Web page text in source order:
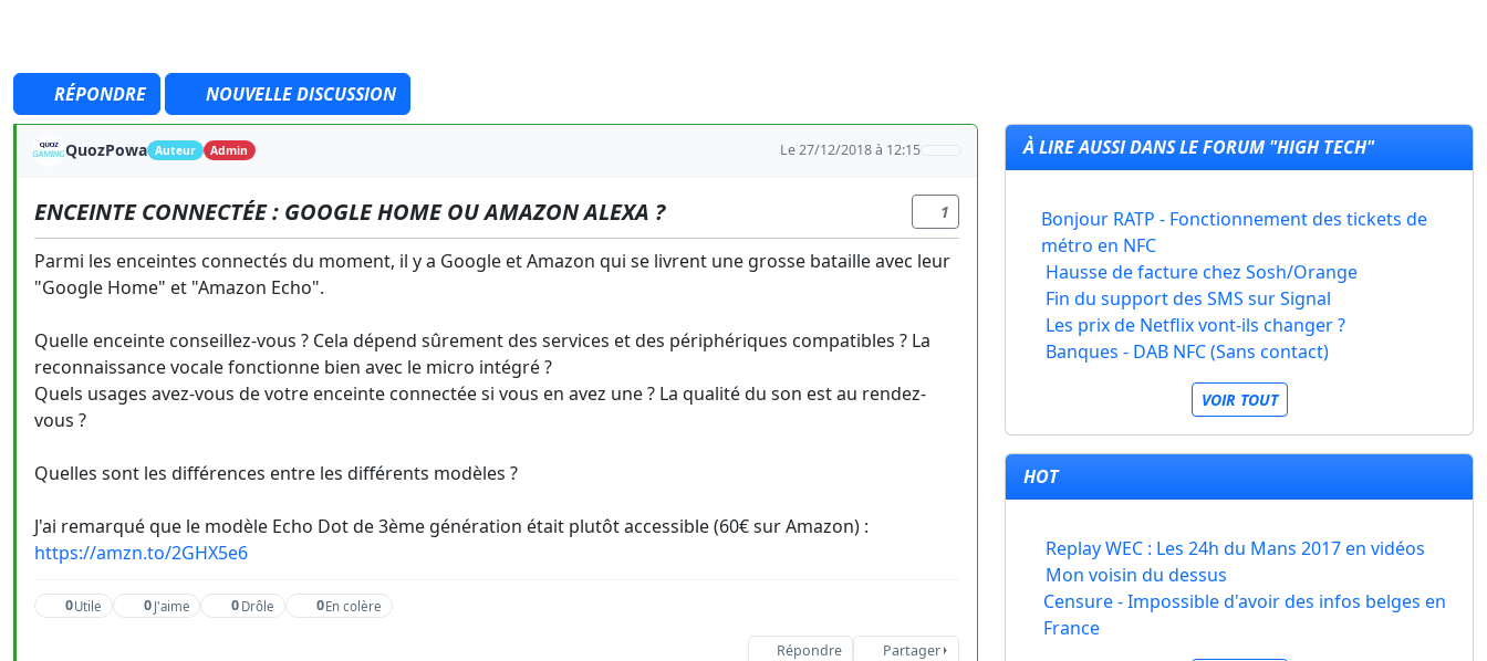
RÉPONDRE NOUVELLE DISCUSSION
QuozPowa Auteur Admin Le 27/12/2018 à 12:15
ENCEINTE CONNECTÉE : GOOGLE HOME OU AMAZON ALEXA ? 1
Parmi les enceintes connectés du moment, il y a Google et Amazon qui se livrent une grosse bataille avec leur
"Google Home" et "Amazon Echo".
Quelle enceinte conseillez-vous ? Cela dépend sûrement des services et des périphériques compatibles ? La
reconnaissance vocale fonctionne bien avec le micro intégré ?
Quels usages avez-vous de votre enceinte connectée si vous en avez une ? La qualité du son est au rendez-
vous ?
Quelles sont les différences entre les différents modèles ?
J'ai remarqué que le modèle Echo Dot de 3ème génération était plutôt accessible (60€ sur Amazon) :
https://amzn.to/2GHX5e6
0Utile 0 J'aime 0 Drôle 0En colère
Répondre Partager
À LIRE AUSSI DANS LE FORUM "HIGH TECH"
Bonjour RATP - Fonctionnement des tickets de
métro en NFC
Hausse de facture chez Sosh/Orange
Fin du support des SMS sur Signal
Les prix de Netflix vont-ils changer ?
Banques - DAB NFC (Sans contact)
VOIR TOUT
HOT
Replay WEC : Les 24h du Mans 2017 en vidéos
Mon voisin du dessus
Censure - Impossible d'avoir des infos belges en
France